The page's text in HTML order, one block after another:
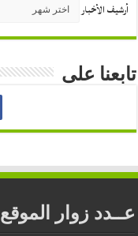
أرشيف الأخبار
تابعنا على
عــدد زوار الموقع